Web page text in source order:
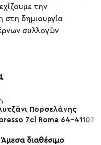
την
στη δημιουργία
συλλογών
Πορσελάνης
7cl Roma 64-41107
Άμεσα διαθέσιμο